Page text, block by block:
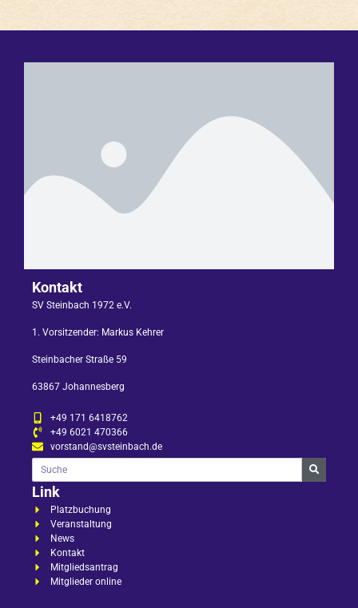
Kontakt
SV Steinbach 1972 e.V.
1. Vorsitzender: Markus Kehrer
Steinbacher Straße 59
63867 Johannesberg
+49 171 6418762
+49 6021 470366
vorstand@svsteinbach.de
Link
Platzbuchung
Veranstaltung
News
Kontakt
Mitgliedsantrag
Mitglieder online